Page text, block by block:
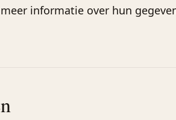
informatie over hun